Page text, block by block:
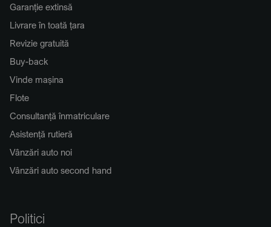
Garanție extinsă
Livrare în toată țara
Revizie gratuită
Buy-back
Vinde mașina
Flote
Consultanță înmatriculare
Asistență rutieră
Vânzări auto noi
Vânzări auto second hand
Politici